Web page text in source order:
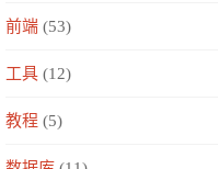
前端 (53)
工具 (12)
教程 (5)